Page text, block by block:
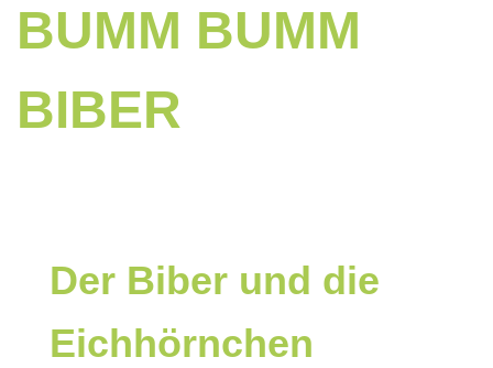
BUMM BUMM
BIBER
Der Biber und die
Eichhörnchen